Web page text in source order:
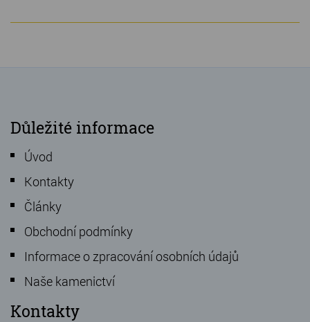
Důležité informace
Úvod
Kontakty
Články
Obchodní podmínky
Informace o zpracování osobních údajů
Naše kamenictví
Kontakty